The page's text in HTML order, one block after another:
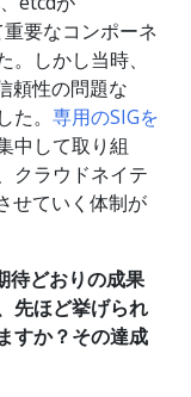
要なコンポーネ
しかし当時、
頼性の問題な
。 専用のSIGを
中して取り組
クラウドネイテ
せていく体制が
待どおりの成果
先ほど挙げられ
すか？その達成